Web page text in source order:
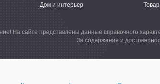
Дом и интерьер
На сайте представлены данные справочного
За содержание и